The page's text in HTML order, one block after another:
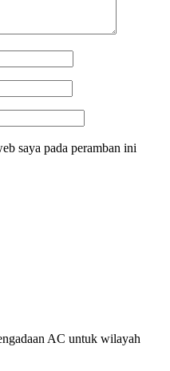
saya pada peramban ini
AC untuk wilayah